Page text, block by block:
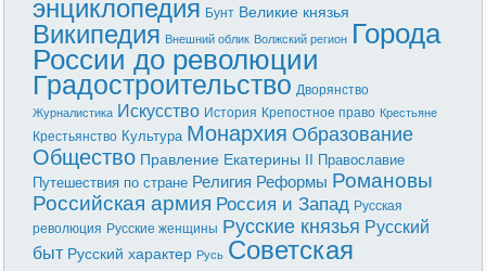
энциклопедия Бунт Великие князья
Википедия Внешний облик Волжский регион Города
России до революции
Градостроительство Дворянство
Журналистика Искусство История Крепостное право Крестьяне
Крестьянство Культура Монархия Образование
Общество Правление Екатерины II Православие
Путешествия по стране Религия Реформы Романовы
Российская армия Россия и Запад Русская
революция Русские женщины Русские князья Русский
быт Русский характер Русь Советская